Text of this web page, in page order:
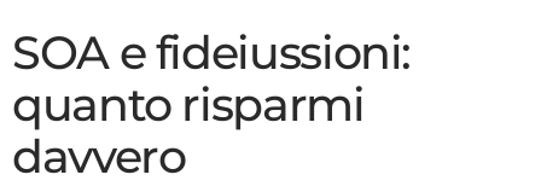
SOA e fideiussioni:
quanto risparmi
davvero